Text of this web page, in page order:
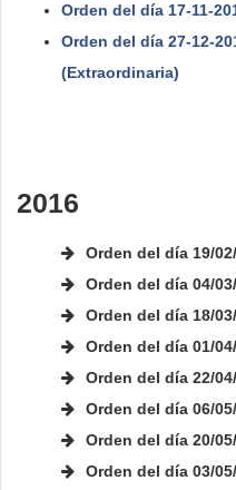
Orden del día 17-11-
Orden del día 27-12-
(Extraordinaria)
2016
Orden del día 19/
Orden del día 04/
Orden del día 18/
Orden del día 01/
Orden del día 22/
Orden del día 06/
Orden del día 20/
Orden del día 03/